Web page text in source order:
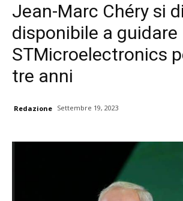
Jean-Marc Chéry si
disponibile a guidare
STMicroelectronics
tre anni
Redazione Settembre 19, 2023